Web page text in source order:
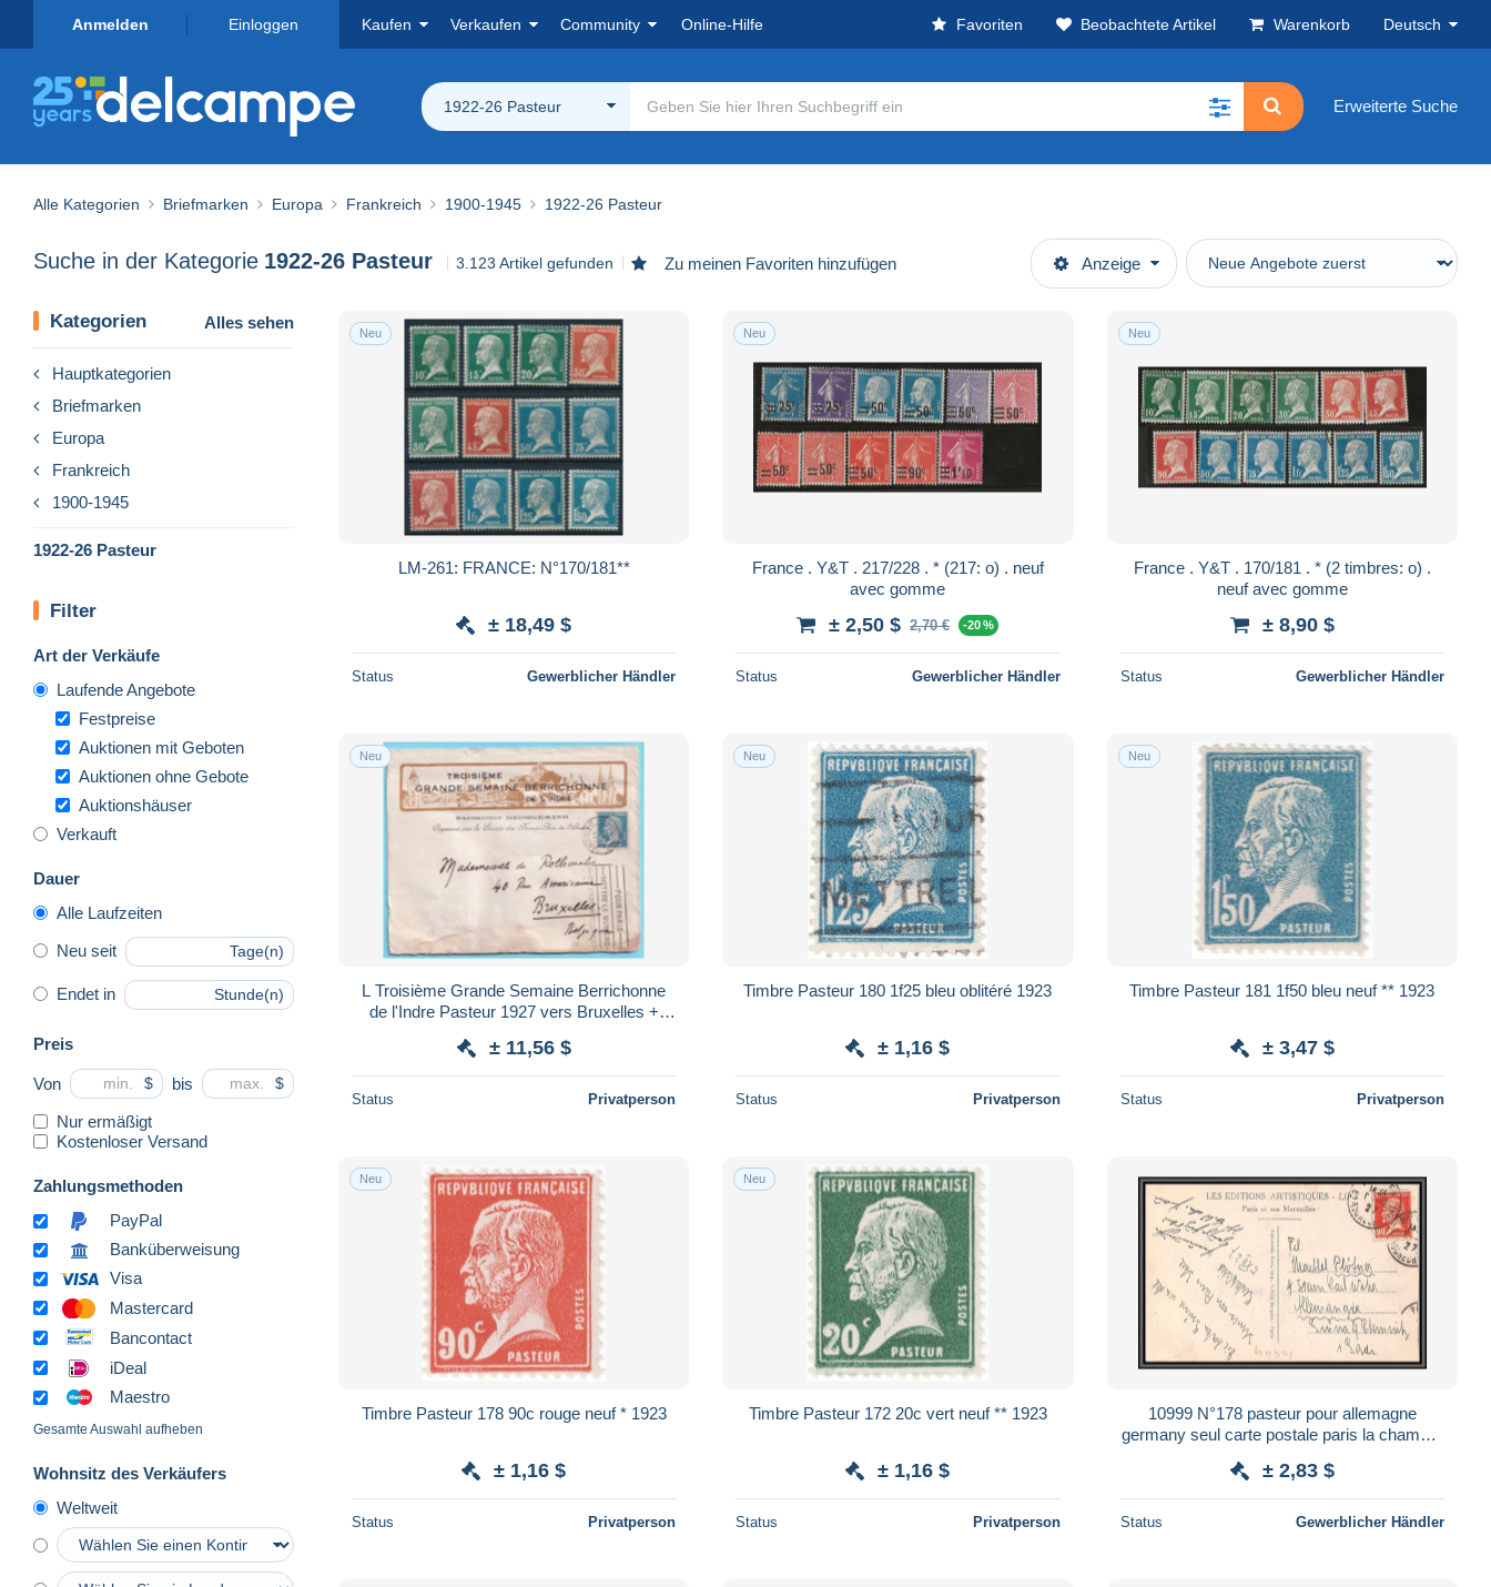
Anmelden Einloggen Kaufen Verkaufen Community Online-Hilfe Favoriten Beobachtete Artikel Warenkorb Deutsch
1922-26 Pasteur Erweiterte Suche
Alle Kategorien Briefmarken Europa Frankreich 1900-1945 1922-26 Pasteur
Suche in der Kategorie 1922-26 Pasteur 3.123 Artikel gefunden Zu meinen Favoriten hinzufügen Anzeige
Kategorien Alles sehen
Hauptkategorien
Briefmarken
Europa
Frankreich
1900-1945
1922-26 Pasteur
Filter
Art der Verkäufe
Laufende Angebote
Festpreise
Auktionen mit Geboten
Auktionen ohne Gebote
Auktionshäuser
Verkauft
Dauer
Alle Laufzeiten
Neu seit Tage(n)
Endet in Stunde(n)
Preis
Von $ bis $
Nur ermäßigt
Kostenloser Versand
Zahlungsmethoden
PayPal
Banküberweisung
Visa
Mastercard
Bancontact
iDeal
Maestro
Gesamte Auswahl aufheben
Wohnsitz des Verkäufers
Weltweit
Neu
LM-261: FRANCE: N°170/181**
± 18,49 $
Status Gewerblicher Händler
Neu
France . Y&T . 217/228 . * (217: o) . neuf
avec gomme
± 2,50 $ 2,70 € -20 %
Status Gewerblicher Händler
Neu
France . Y&T . 170/181 . * (2 timbres: o) .
neuf avec gomme
± 8,90 $
Status Gewerblicher Händler
Neu
L Troisième Grande Semaine Berrichonne
de l'Indre Pasteur 1927 vers Bruxelles +
± 11,56 $
Status Privatperson
Neu
Timbre Pasteur 180 1f25 bleu oblitéré 1923
± 1,16 $
Status Privatperson
Neu
Timbre Pasteur 181 1f50 bleu neuf ** 1923
± 3,47 $
Status Privatperson
Neu
Timbre Pasteur 178 90c rouge neuf * 1923
± 1,16 $
Status Privatperson
Neu
Timbre Pasteur 172 20c vert neuf ** 1923
± 1,16 $
Status Privatperson
10999 N°178 pasteur pour allemagne
germany seul carte postale paris la chambre
± 2,83 $
Status Gewerblicher Händler